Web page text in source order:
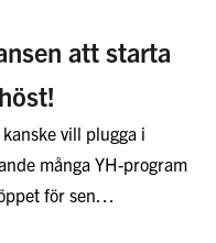
att starta
vill plugga i
många YH-program
för sen…